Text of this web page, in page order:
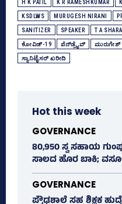
H K PATIL K R RAMESHKUMAR
KSDLWS MURUGESH NIRANI
SANITIZER SPEAKER T A
ಕೋವಿಡ್‌-19 ಪೆನ್‌ಡ್ರೈವ್‌ ಮುರುಗೇಶ್‌
ಸ್ಯಾನಿಟೈಸರ್‌ ಖರೀದಿ
Hot this week
GOVERNANCE
80,950 ಸ್ವ ಸಹಾಯ
ಸಾಲದ ಹೊರ ಬಾಕಿ;
GOVERNANCE